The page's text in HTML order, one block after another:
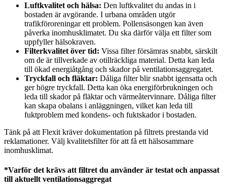
Luftkvalitet och hälsa: Den luftkvalitet du andas in i
bostaden är avgörande. I urbana områden utgör
trafikföroreningar ett problem. Pollensäsongen kan även
påverka inomhusklimatet. Du ska därför välja ett filter som
uppfyller hälsokraven.
Filterkvalitet över tid: Vissa filter försämras snabbt, särskilt
om de är tillverkade av otillräckliga material. Detta kan leda
till ökad energiåtgång och skador på ventilationsaggregatet.
Tryckfall och fläktar: Dåliga filter blir snabbt igensatta och
ger högre tryckfall. Detta kan öka energiförbrukningen och
leda till skador på fläktar och värmeåtervinnare. Dåliga filter
kan skapa obalans i anläggningen, vilket kan leda till
fuktproblem med kondens- och fuktskador i bostaden.
Tänk på att Flexit kräver dokumentation på filtrets prestanda vid
reklamationer. Välj kvalitetsfilter för att få ett hälsosammare
inomhusklimat.
*Varför det krävs att filtret du använder är testat och anpassat
till aktuellt ventilationsaggregat